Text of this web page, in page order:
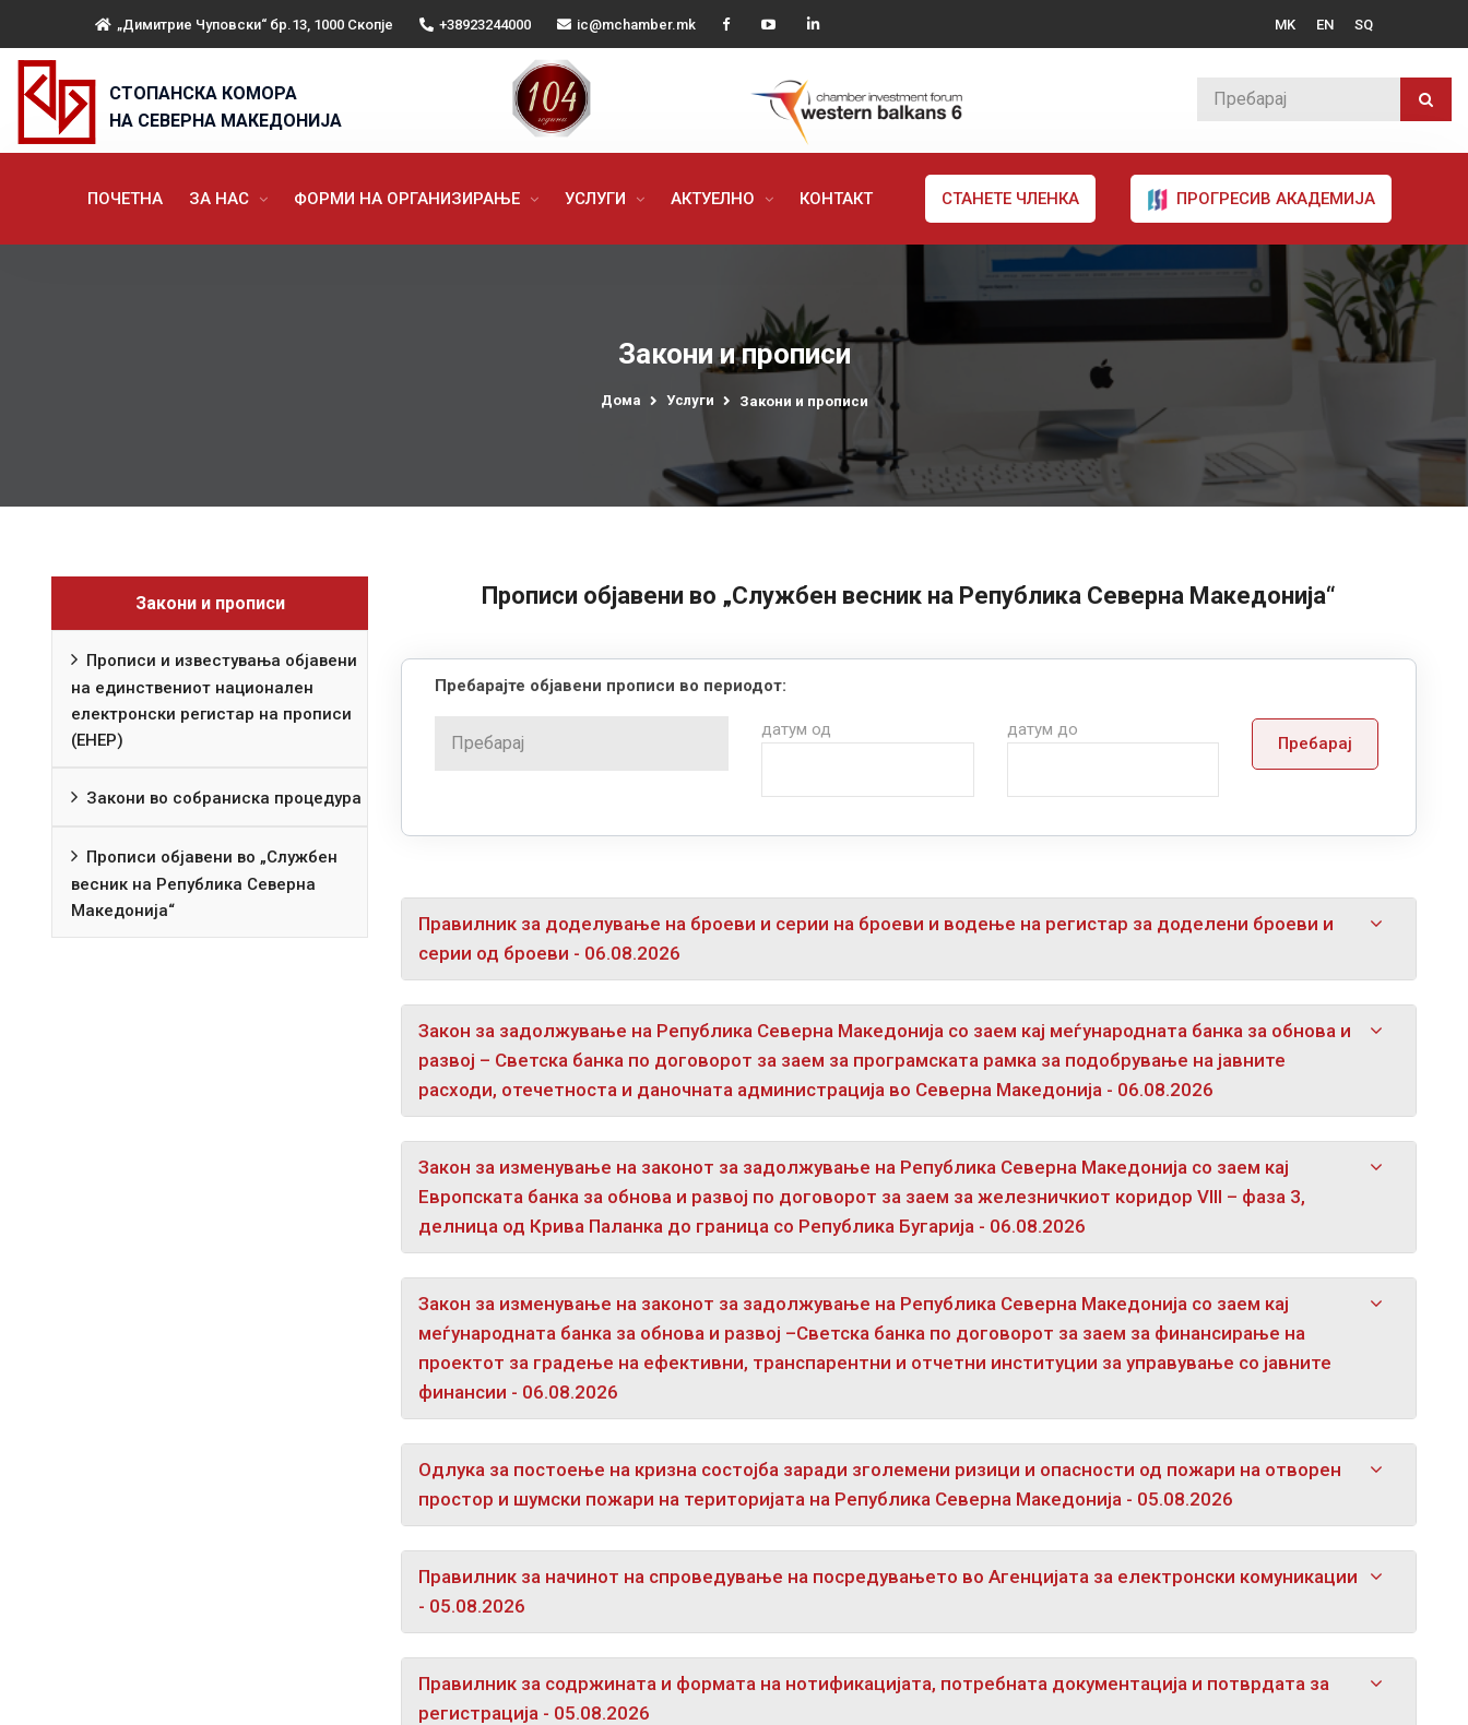
„Димитрие Чуповски“ бр.13, 1000 Скопје +38923244000 ic@mchamber.mk MK EN SQ
СТОПАНСКА КОМОРА
НА СЕВЕРНА МАКЕДОНИЈА
ПОЧЕТНА ЗА НАС ФОРМИ НА ОРГАНИЗИРАЊЕ УСЛУГИ АКТУЕЛНО КОНТАКТ СТАНЕТЕ ЧЛЕНКА ПРОГРЕСИВ АКАДЕМИЈА
Закони и прописи
Дома Услуги Закони и прописи
Закони и прописи
Прописи и известувања објавени
на единствениот национален
електронски регистар на прописи
(ЕНЕР)
Закони во собраниска процедура
Прописи објавени во „Службен
весник на Република Северна
Македонија“
Прописи објавени во „Службен весник на Република Северна Македонија“
Пребарајте објавени прописи во периодот:
датум од датум до
Пребарај
Правилник за доделување на броеви и серии на броеви и водење на регистар за доделени броеви и
серии од броеви - 06.08.2026
Закон за задолжување на Република Северна Македонија со заем кај меѓународната банка за обнова и
развој – Светска банка по договорот за заем за програмската рамка за подобрување на јавните
расходи, отечетноста и даночната администрација во Северна Македонија - 06.08.2026
Закон за изменување на законот за задолжување на Република Северна Македонија со заем кај
Европската банка за обнова и развој по договорот за заем за железничкиот коридор VIII – фаза 3,
делница од Крива Паланка до граница со Република Бугарија - 06.08.2026
Закон за изменување на законот за задолжување на Република Северна Македонија со заем кај
меѓународната банка за обнова и развој –Светска банка по договорот за заем за финансирање на
проектот за градење на ефективни, транспарентни и отчетни институции за управување со јавните
финансии - 06.08.2026
Одлука за постоење на кризна состојба заради зголемени ризици и опасности од пожари на отворен
простор и шумски пожари на територијата на Република Северна Македонија - 05.08.2026
Правилник за начинот на спроведување на посредувањето во Агенцијата за електронски комуникации
- 05.08.2026
Правилник за содржината и формата на нотификацијата, потребната документација и потврдата за
регистрација - 05.08.2026